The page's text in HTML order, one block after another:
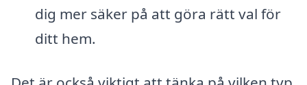
dig mer säker på att göra rätt val för
ditt hem.